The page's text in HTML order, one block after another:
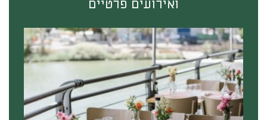
ואירועים פרטיים